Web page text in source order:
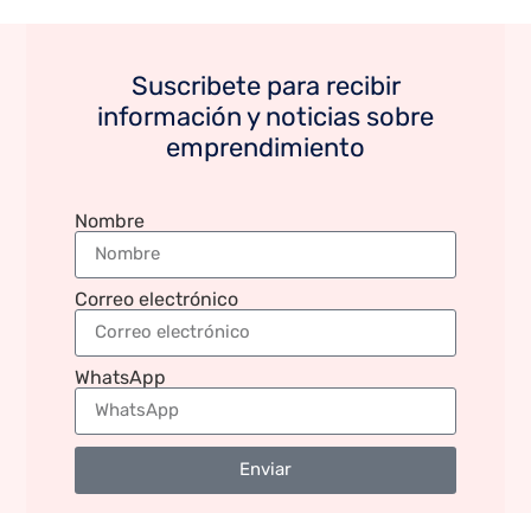
Suscribete para recibir
información y noticias sobre
emprendimiento
Nombre
Correo electrónico
WhatsApp
Enviar